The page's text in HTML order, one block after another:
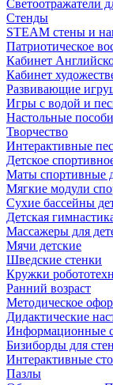
Светоотражатели
Стенды
STEAM стены и
Патриотическое
Кабинет
Кабинет
Развивающие
Игры с водой и
Настольные
Творчество
Интерактивные
Детское
Маты спортивные
Мягкие модули
Сухие бассейны
Детская
Массажеры для
Мячи детские
Шведские стенки
Кружки
Ранний возраст
Методическое
Дидактические
Информационные
Бизиборды для стен
Интерактивные
Пазлы